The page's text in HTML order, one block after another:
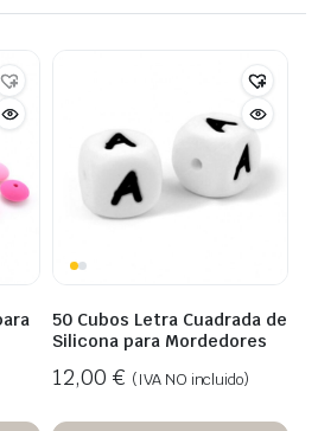
50 Cubos Letra Cuadrada de
Silicona para Mordedores
12,00 € (IVA NO incluido)